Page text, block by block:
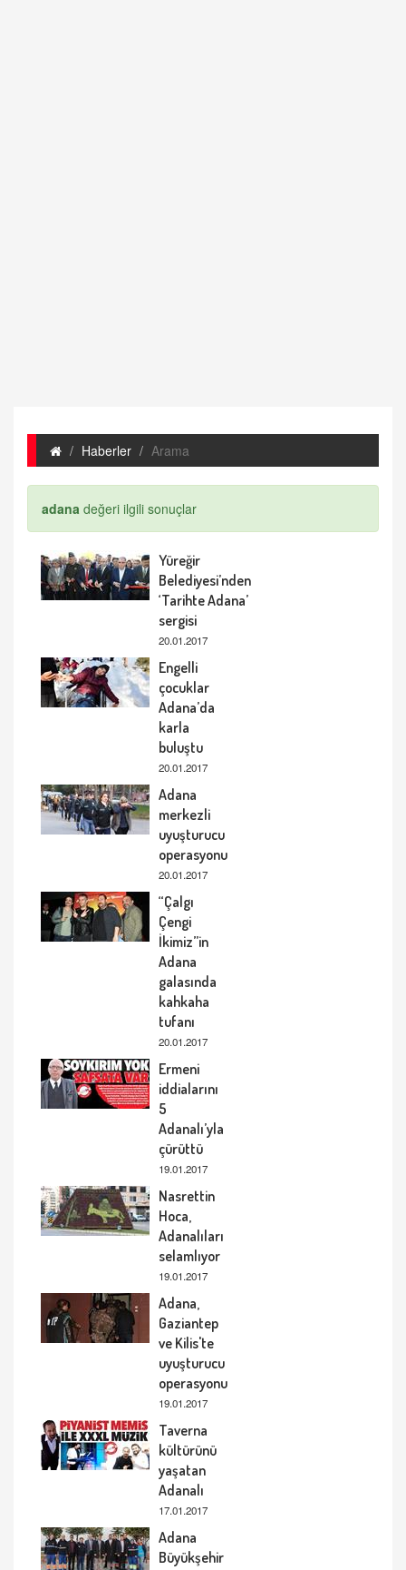
Haberler Arama
adana değeri ilgili sonuçlar
Yüreğir
Belediyesi’nden
‘Tarihte Adana’
sergisi
20.01.2017
Engelli
çocuklar
Adana’da
karla
buluştu
20.01.2017
Adana
merkezli
uyuşturucu
operasyonu
20.01.2017
“Çalgı
Çengi
İkimiz”in
Adana
galasında
kahkaha
tufanı
20.01.2017
Ermeni
iddialarını
5
Adanalı’yla
çürüttü
19.01.2017
Nasrettin
Hoca,
Adanalıları
selamlıyor
19.01.2017
Adana,
Gaziantep
ve Kilis'te
uyuşturucu
operasyonu
19.01.2017
Taverna
kültürünü
yaşatan
Adanalı
17.01.2017
Adana
Büyükşehir